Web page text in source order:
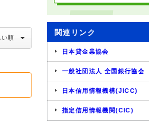
関連リンク
日本貸金業協会
一般社団法人 全国銀行協会
日本信用情報機構(JICC)
指定信用情報機関(CIC)